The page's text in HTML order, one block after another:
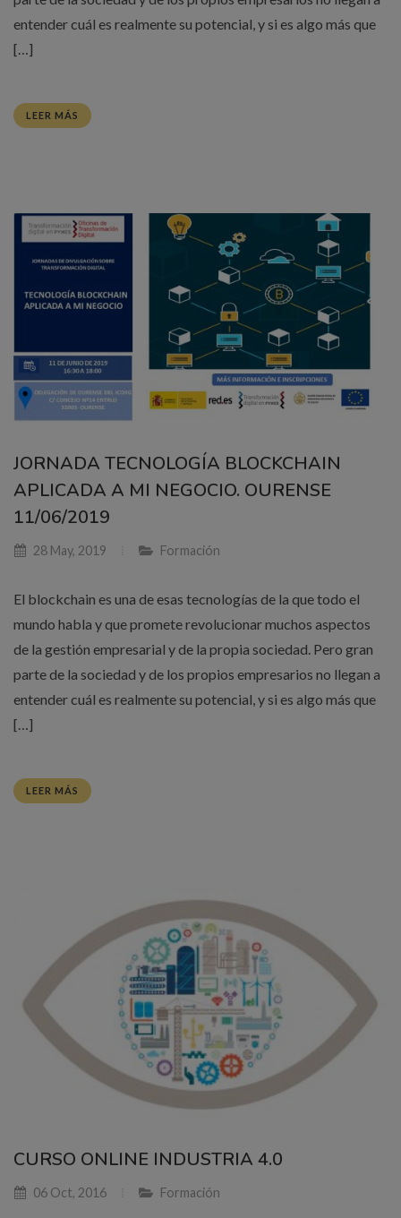
entender cuál es realmente su potencial, y si es algo más que
[…]
LEER MÁS
JORNADA TECNOLOGÍA BLOCKCHAIN
APLICADA A MI NEGOCIO. OURENSE
11/06/2019
28 May, 2019 Formación
El blockchain es una de esas tecnologías de la que todo el
mundo habla y que promete revolucionar muchos aspectos
de la gestión empresarial y de la propia sociedad. Pero gran
parte de la sociedad y de los propios empresarios no llegan a
entender cuál es realmente su potencial, y si es algo más que
[…]
LEER MÁS
CURSO ONLINE INDUSTRIA 4.0
06 Oct, 2016 Formación